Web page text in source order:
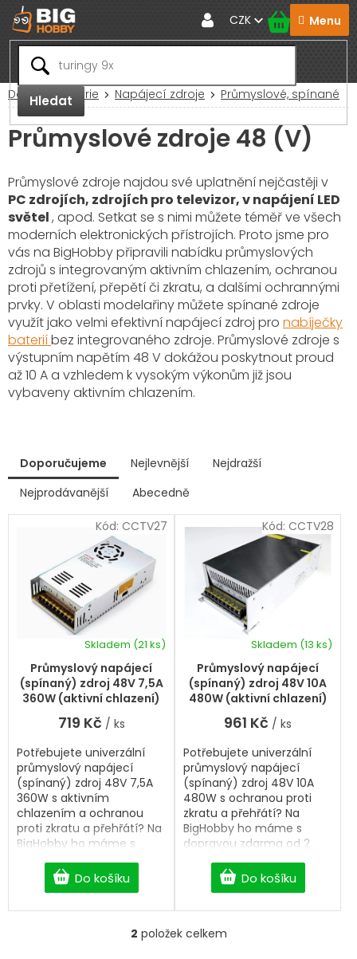
Přejít
na
obsah
Hledat
CZK
Domů Baterie Napájecí zdroje Průmyslové, spínané
Průmyslové zdroje 48 (V)
Průmyslové zdroje najdou své uplatnění nejčastěji v
PC zdrojích, zdrojích pro televizor, v napájení LED
světel, apod. Setkat se s nimi můžete téměř ve všech
moderních elektronických přístrojích. Proto jsme pro
vás na BigHobby připravili nabídku průmyslových
zdrojů s integrovaným aktivním chlazením, ochranou
proti přetížení, přepětí či zkratu, a dalšími ochrannými
prvky. V oblasti modelařiny můžete spínané zdroje
využít jako velmi efektivní napájecí zdroj pro nabíječky
bateriíbez integrovaného zdroje. Průmyslové zdroje s
výstupním napětím 48 V dokážou poskytnout proud
až 10 A a vzhledem k vysokým výkonům již jsou
vybaveny aktivním chlazením.
a
Doporučujeme Nejlevnější
Nejdražší
Nejprodávanější
Abecedně
ý
i
Průmyslový napájecí
(spínaný) zdroj 48V 7,5A
360W (aktivní chlazení)
Skladem (21 ks)
719 Kč / ks
Do košíku
Potřebujete univerzální
průmyslový napájecí
(spínaný) zdroj 48V 7,5A
360W s aktivním
chlazením a ochranou
proti zkratu a přehřátí? Na
BigHobby ho máme s
500 Kč.
Kód: CCTV27
Průmyslový napájecí
(spínaný) zdroj 48V 10A
480W (aktivní chlazení)
hodnocení
produktu
je
hvězdiček.
Skladem (13 ks)
961 Kč / ks
Do košíku
Potřebujete univerzální
průmyslový napájecí
(spínaný) zdroj 48V 10A
480W s ochranou proti
zkratu a přehřátí? Na
BigHobby ho máme s
dopravou zdarma od 2
Kód: CCTV28
O
2 položek celkem